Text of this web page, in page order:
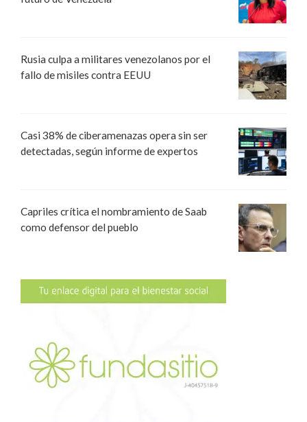
Rusia culpa a militares venezolanos por el
fallo de misiles contra EEUU
Casi 38% de ciberamenazas opera sin ser
detectadas, según informe de expertos
Capriles crítica el nombramiento de Saab
como defensor del pueblo